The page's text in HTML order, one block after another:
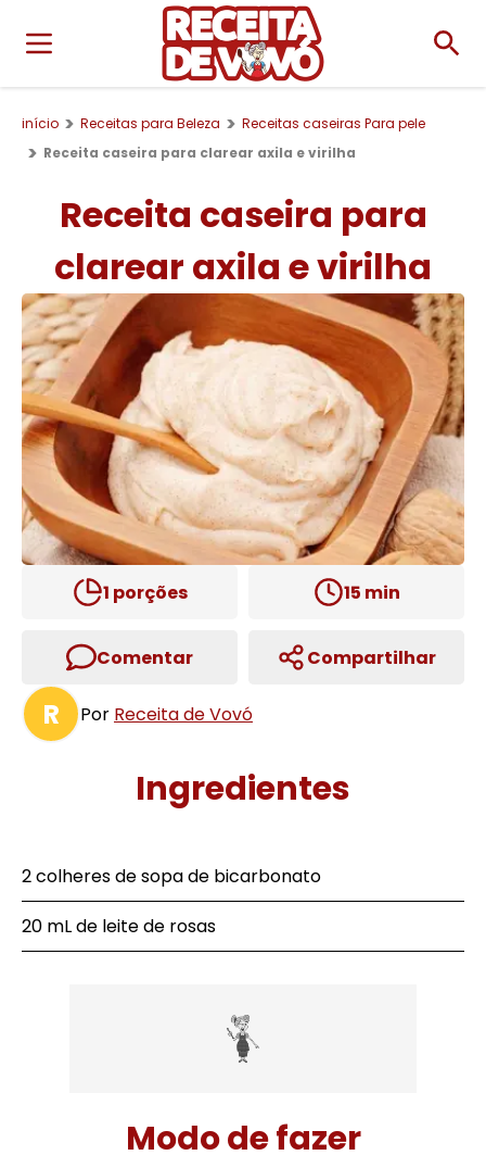
início Receitas para Beleza
Receitas caseiras Para pele
Receita caseira para clarear axila e virilha
Receita caseira para
clarear axila e virilha
1 porções 15 min
Comentar Compartilhar
R Por Receita de Vovó
Ingredientes
2 colheres de sopa de bicarbonato
20 mL de leite de rosas
Modo de fazer